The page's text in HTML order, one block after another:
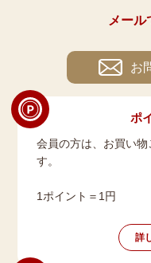
メール
お
ポ
会員の方は、お買い
す。
1ポイント＝1円
詳